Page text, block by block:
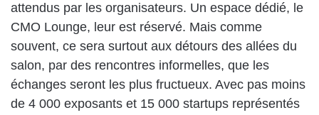
attendus par les organisateurs. Un espace dédié, le
CMO Lounge, leur est réservé. Mais comme
souvent, ce sera surtout aux détours des allées du
salon, par des rencontres informelles, que les
échanges seront les plus fructueux. Avec pas moins
de 4 000 exposants et 15 000 startups représentés